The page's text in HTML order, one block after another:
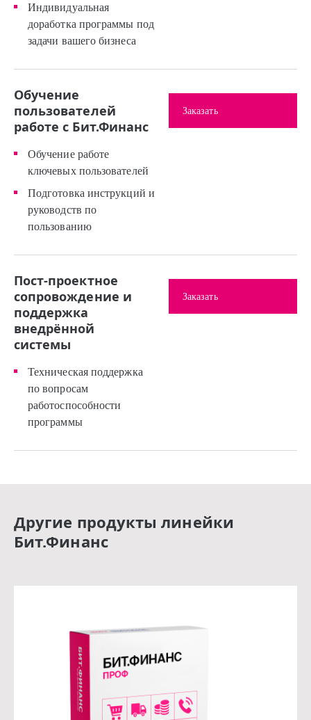
Индивидуальная
доработка программы под
задачи вашего бизнеса
Обучение
пользователей
работе с Бит.Финанс
Обучение работе
ключевых пользователей
Подготовка инструкций и
руководств по
пользованию
Заказать
Пост-проектное
сопровождение и
поддержка
внедрённой
системы
Техническая поддержка
по вопросам
работоспособности
программы
Заказать
Другие продукты линейки
Бит.Финанс